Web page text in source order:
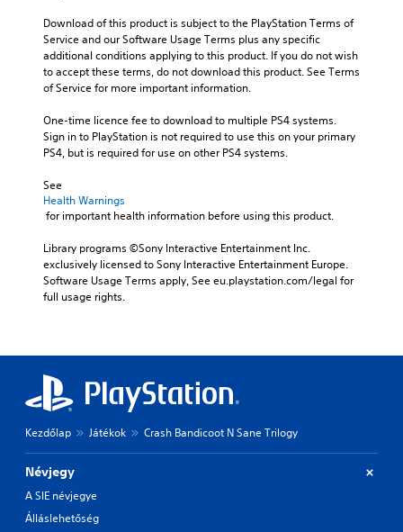
Download of this product is subject to the PlayStation Terms of
Service and our Software Usage Terms plus any specific
additional conditions applying to this product. If you do not wish
to accept these terms, do not download this product. See Terms
of Service for more important information.
One-time licence fee to download to multiple PS4 systems.
Sign in to PlayStation is not required to use this on your primary
PS4, but is required for use on other PS4 systems.
See
Health Warnings
for important health information before using this product.
Library programs ©Sony Interactive Entertainment Inc.
exclusively licensed to Sony Interactive Entertainment Europe.
Software Usage Terms apply, See eu.playstation.com/legal for
full usage rights.
Kezdőlap Játékok Crash Bandicoot N Sane Trilogy
Névjegy
A SIE névjegye
Álláslehetőség